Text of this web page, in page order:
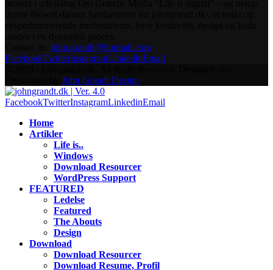
john.grandt@hotmail.com
FacebookTwitterInstagramLinkedinEmail
John Grandt Design
FacebookTwitterInstagramLinkedinEmail
Home
Artikler
Life is..
Windows
Download Resourcer
WordPress Support
FEATURED
Ledelse
Featured
The Abouts
Design
Download
Download Resourcer
Download Resume, Profil